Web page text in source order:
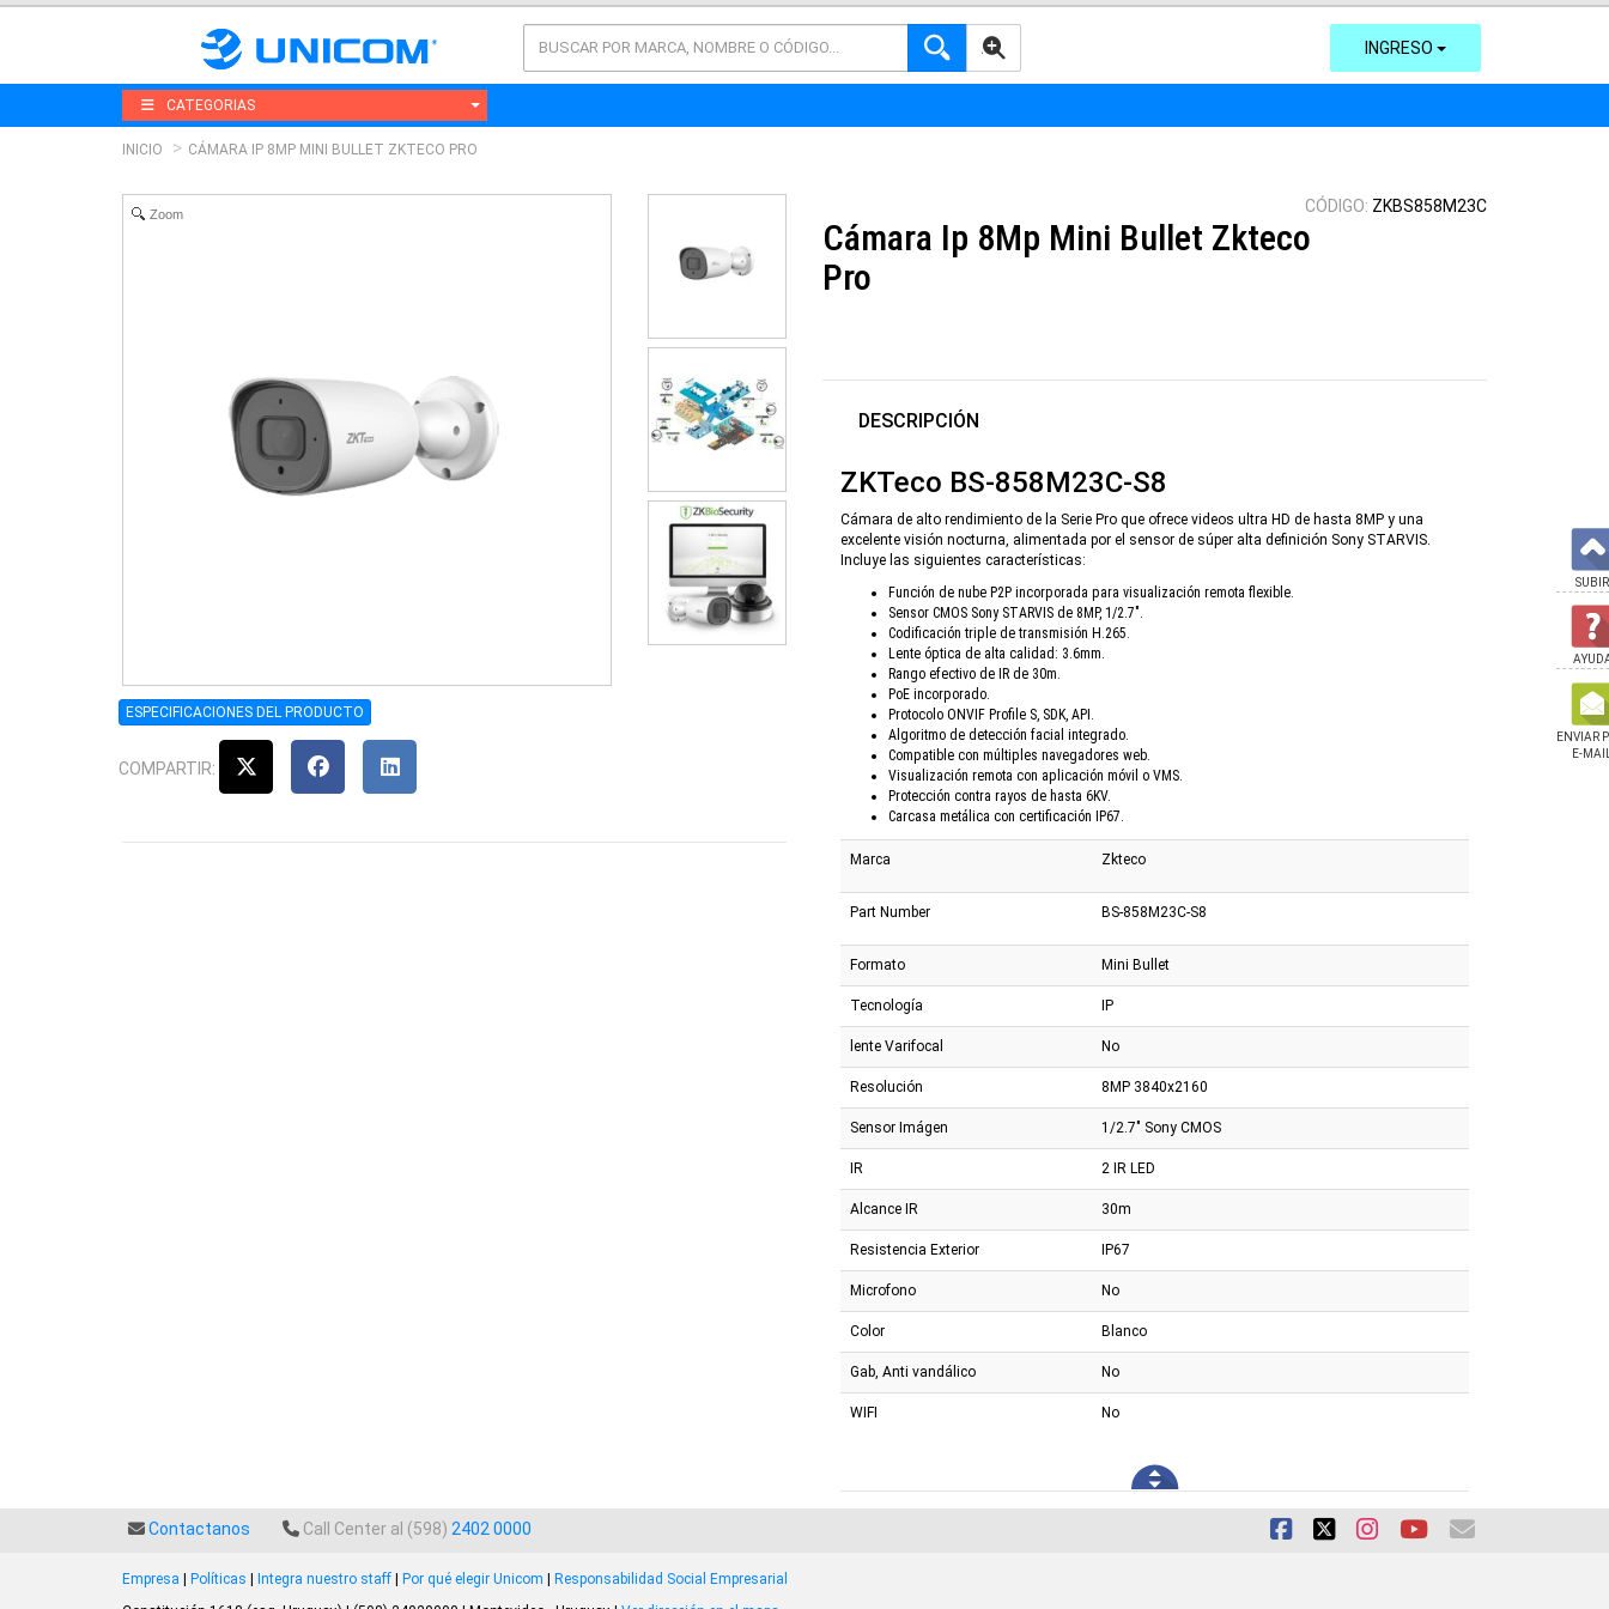
AVANZADA INGRESO
CATEGORIAS
INICIO CÁMARA IP 8MP MINI BULLET ZKTECO PRO
Zoom
ESPECIFICACIONES DEL PRODUCTO
COMPARTIR:
CÓDIGO: ZKBS858M23C
Cámara Ip 8Mp Mini Bullet Zkteco
Pro
DESCRIPCIÓN
ZKTeco BS-858M23C-S8
Cámara de alto rendimiento de la Serie Pro que ofrece videos ultra HD de hasta 8MP y una
excelente visión nocturna, alimentada por el sensor de súper alta definición Sony STARVIS.
Incluye las siguientes características:
Función de nube P2P incorporada para visualización remota flexible.
Sensor CMOS Sony STARVIS de 8MP, 1/2.7".
Codificación triple de transmisión H.265.
Lente óptica de alta calidad: 3.6mm.
Rango efectivo de IR de 30m.
PoE incorporado.
Protocolo ONVIF Profile S, SDK, API.
Algoritmo de detección facial integrado.
Compatible con múltiples navegadores web.
Visualización remota con aplicación móvil o VMS.
Protección contra rayos de hasta 6KV.
Carcasa metálica con certificación IP67.
Marca Zkteco
Part Number BS-858M23C-S8
Formato Mini Bullet
Tecnología IP
lente Varifocal No
Resolución 8MP 3840x2160
Sensor Imágen 1/2.7" Sony CMOS
IR 2 IR LED
Alcance IR 30m
Resistencia Exterior IP67
Microfono No
Color Blanco
Gab, Anti vandálico No
WIFI No
SUBIR
ENVIAR
E-
Contactanos Call Center al (598) 2402 0000
Empresa | Políticas | Integra nuestro staff | Por qué elegir Unicom | Responsabilidad Social Empresarial